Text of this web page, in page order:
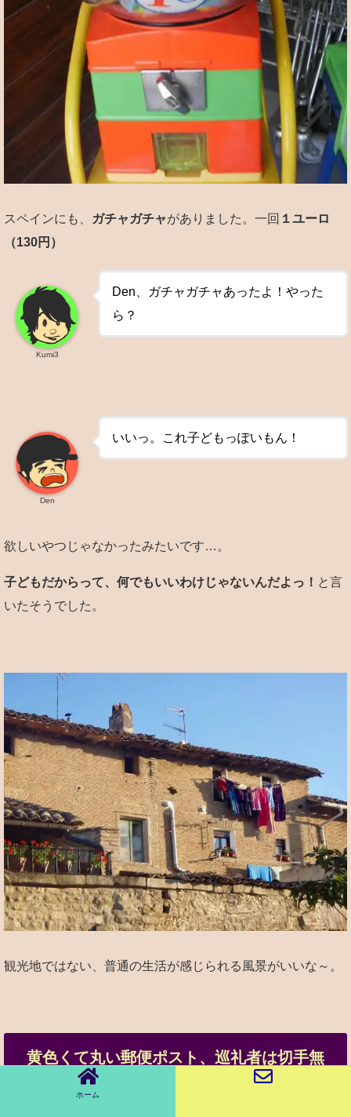
スペインにも、 ガチャガチャがありました。一回 １ユーロ
（130円）
Den、ガチャガチャあったよ！やった
ら？
Kumi3
いいっ。これ子どもっぽいもん！
Den
欲しいやつじゃなかったみたいです…。
子どもだからって、何でもいいわけじゃないんだよっ！ と言
いたそうでした。
観光地ではない、普通の生活が感じられる風景がいいな～。
黄色くて丸い郵便ポスト、巡礼者は切手無
ホーム